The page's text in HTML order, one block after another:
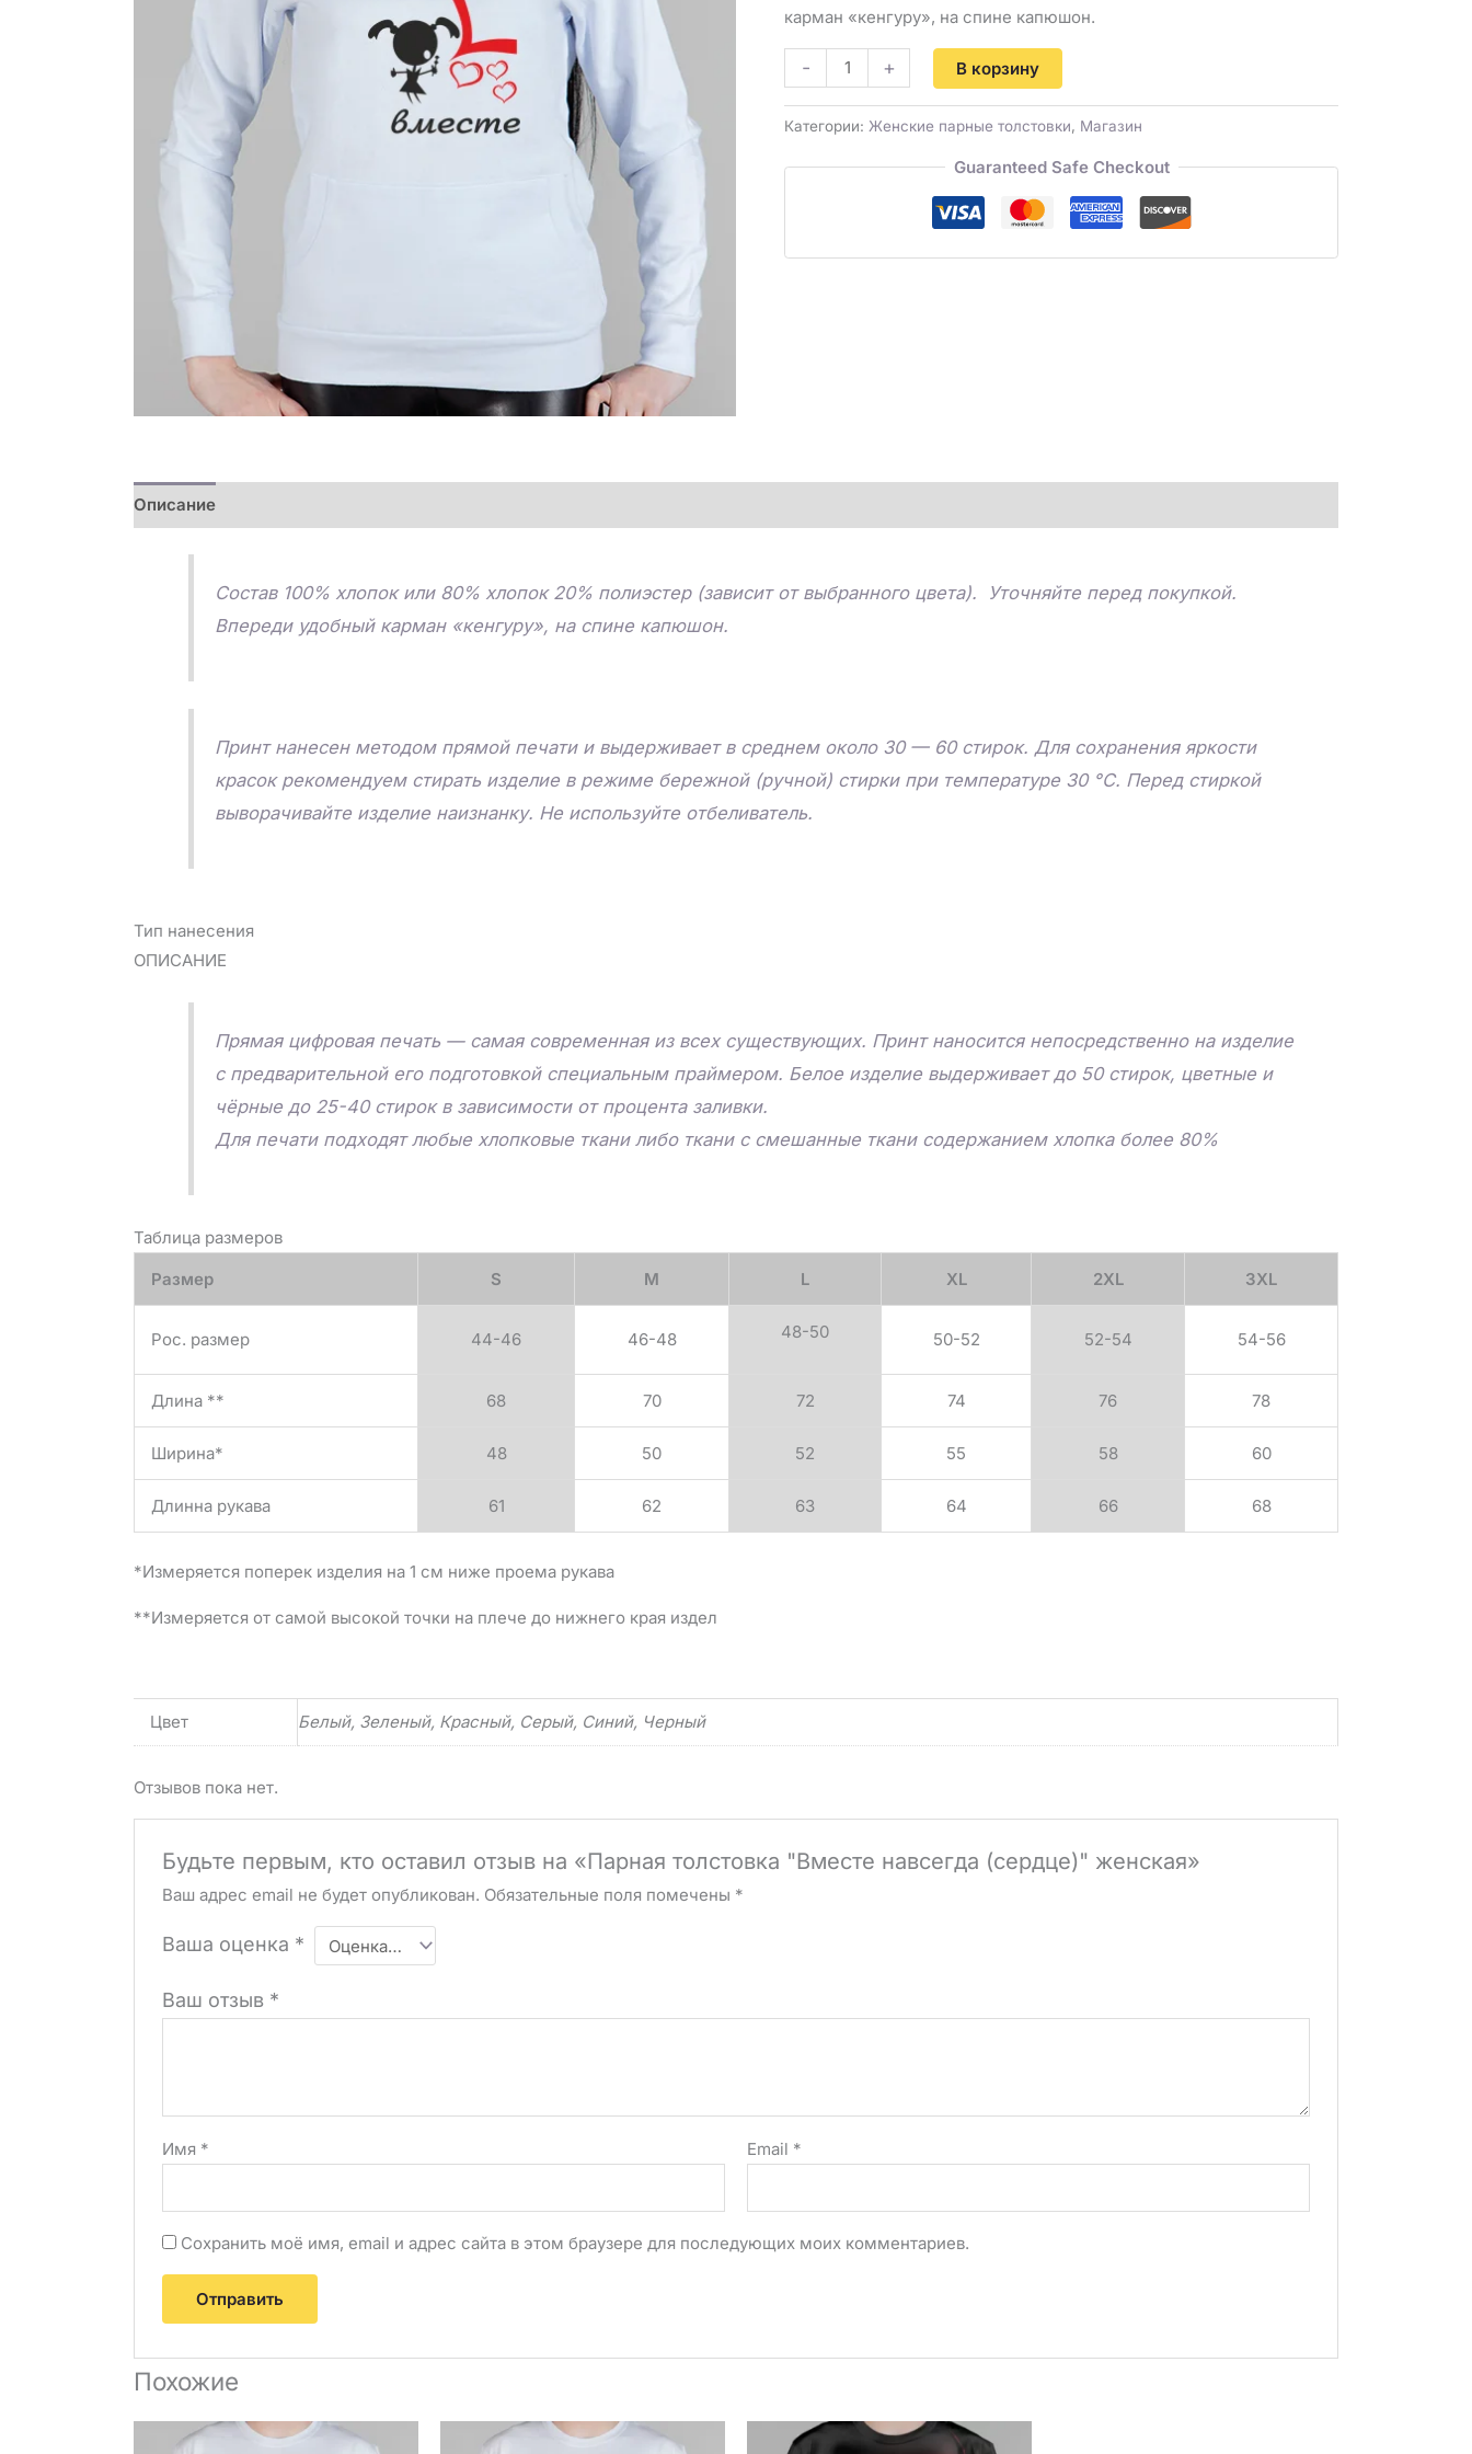
карман «кенгуру», на спине капюшон.
- + В корзину
Категории: Женские парные толстовки, Магазин
Guaranteed Safe Checkout
Описание
Состав 100% хлопок или 80% хлопок 20% полиэстер (зависит от выбранного цвета). Уточняйте перед покупкой.
Впереди удобный карман «кенгуру», на спине капюшон.
Принт нанесен методом прямой печати и выдерживает в среднем около 30 — 60 стирок. Для сохранения яркости
красок рекомендуем стирать изделие в режиме бережной (ручной) стирки при температуре 30 °C. Перед стиркой
выворачивайте изделие наизнанку. Не используйте отбеливатель.
Тип нанесения
ОПИСАНИЕ
Прямая цифровая печать — самая современная из всех существующих. Принт наносится непосредственно на изделие
с предварительной его подготовкой специальным праймером. Белое изделие выдерживает до 50 стирок, цветные и
чёрные до 25-40 стирок в зависимости от процента заливки.
Для печати подходят любые хлопковые ткани либо ткани с смешанные ткани содержанием хлопка более 80%
Таблица размеров
Размер
S M L XL 2XL 3XL
Рос. размер 44-46 46-48 48-50 50-52 52-54 54-56
Длина ** 68 70 72 74 76 78
Ширина* 48 50 52 55 58 60
Длинна рукава 61 62 63 64 66 68
*Измеряется поперек изделия на 1 см ниже проема рукава
**Измеряется от самой высокой точки на плече до нижнего края издел
Цвет Белый, Зеленый, Красный, Серый, Синий, Черный
Отзывов пока нет.
Будьте первым, кто оставил отзыв на «Парная толстовка "Вместе навсегда (сердце)" женская»
Ваш адрес email не будет опубликован. Обязательные поля помечены *
Ваша оценка *
Ваш отзыв *
Имя * Email *
Сохранить моё имя, email и адрес сайта в этом браузере для последующих моих комментариев.
Похожие